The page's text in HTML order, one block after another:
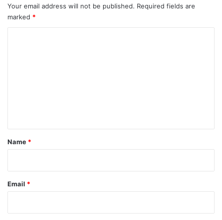
Your email address will not be published. Required fields are
marked *
*
Name *
Email *